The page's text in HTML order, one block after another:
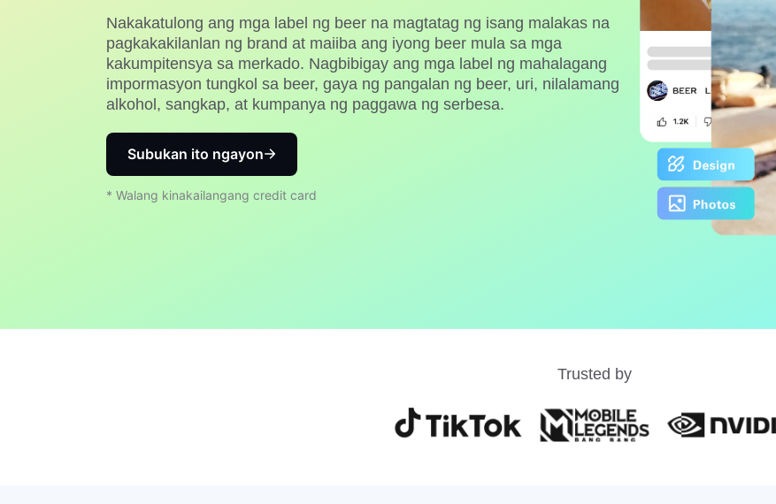
Nakakatulong ang mga label ng beer na magtatag ng isang malakas na
pagkakakilanlan ng brand at maiiba ang iyong beer mula sa mga
kakumpitensya sa merkado. Nagbibigay ang mga label ng mahalagang
impormasyon tungkol sa beer, gaya ng pangalan ng beer, uri, nilalamang
alkohol, sangkap, at kumpanya ng paggawa ng serbesa.
Subukan ito ngayon
* Walang kinakailangang credit card
Trusted by